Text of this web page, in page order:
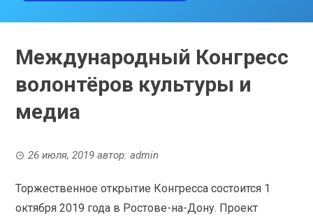
Международный Конгресс
волонтёров культуры и
медиа
26 июля, 2019 автор:admin
Торжественное открытие Конгресса состоится 1
октября 2019 года в Ростове-на-Дону. Проект